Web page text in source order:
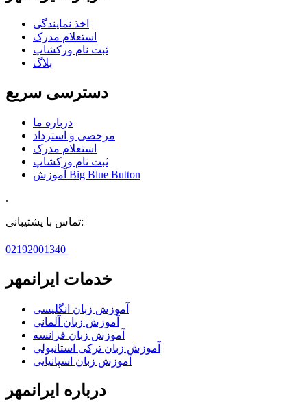
اخذ نمايندگی
استعلام مدرک
ثبت نام ورکشاپ
بلاگ
دسترسی سریع
درباره ما
مرخصی و استرداد
استعلام مدرک
ثبت نام ورکشاپ
آموزش Big Blue Button
.
تماس با پشتیبانی:
02192001340
خدمات ایرانمهر
آموزش زبان انگلیسی
آموزش زبان آلمانی
آموزش زبان فرانسه
آموزش زبان ترکی استانبولی
آموزش زبان اسپانیایی
درباره ایرانمهر